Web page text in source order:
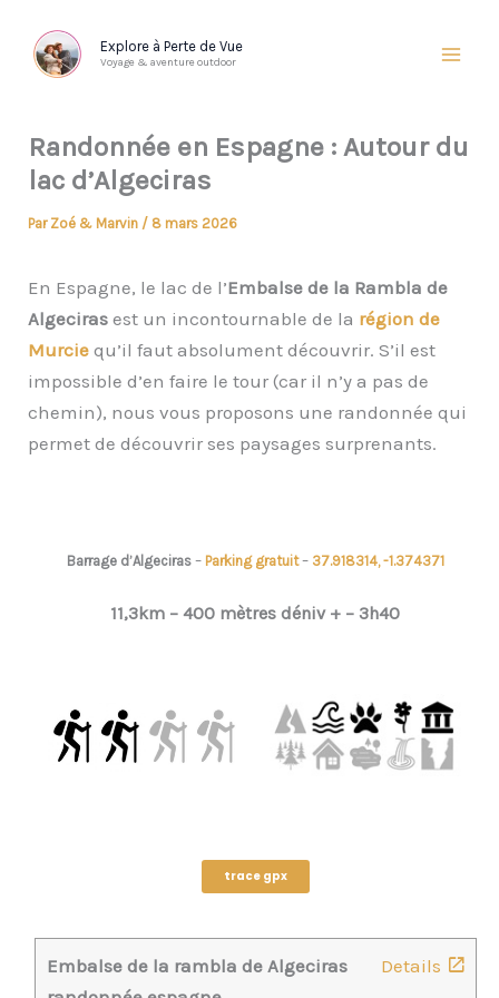
contenu
Explore à Perte de Vue
Voyage & aventure outdoor
Randonnée en Espagne : Autour du
lac d’Algeciras
Par Zoé & Marvin / 8 mars 2026
En Espagne, le lac de l’Embalse de la Rambla de
Algeciras est un incontournable de la région de
Murcie qu’il faut absolument découvrir. S’il est
impossible d’en faire le tour (car il n’y a pas de
chemin), nous vous proposons une randonnée qui
permet de découvrir ses paysages surprenants.
Barrage d’Algeciras– Parking gratuit– 37.918314, -1.374371
11,3km – 400 mètres déniv + – 3h40
trace gpx
Details
Embalse de la rambla de Algeciras